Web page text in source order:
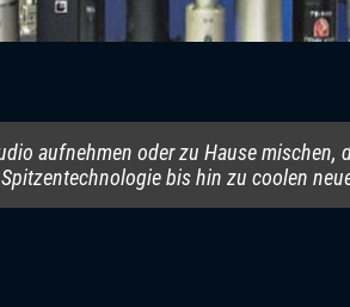
aufnehmen oder zu Hause
bis hin zu coolen